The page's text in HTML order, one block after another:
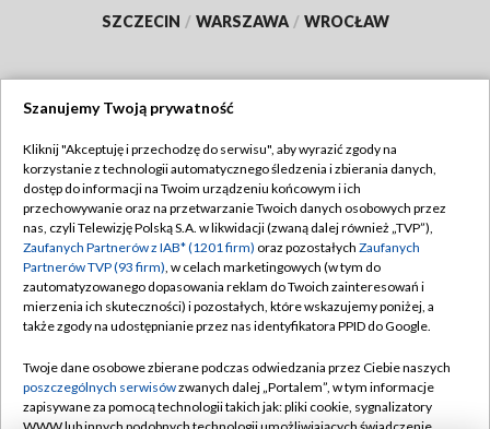
SZCZECIN / WARSZAWA / WROCŁAW
TVP
Abonament TVP
Emisja w TVP
Centrum informacji TVP
Naziemna Telewizja Cyfrowa
Rada Programowa
System NOS
Regulamin TVP
Polityka prywatności
Moje zgody
Pomoc
Kontakt
Szanujemy Twoją prywatność
Kliknij "Akceptuję i przechodzę do serwisu", aby wyrazić zgody na
korzystanie z technologii automatycznego śledzenia i zbierania danych,
dostęp do informacji na Twoim urządzeniu końcowym i ich
przechowywanie oraz na przetwarzanie Twoich danych osobowych przez
nas, czyli Telewizję Polską S.A. w likwidacji (zwaną dalej również „TVP”),
Zaufanych Partnerów z IAB* (1201 firm) oraz pozostałych Zaufanych
Partnerów TVP (93 firm), w celach marketingowych (w tym do
zautomatyzowanego dopasowania reklam do Twoich zainteresowań i
mierzenia ich skuteczności) i pozostałych, które wskazujemy poniżej, a
także zgody na udostępnianie przez nas identyfikatora PPID do Google.
Twoje dane osobowe zbierane podczas odwiedzania przez Ciebie naszych
poszczególnych serwisówzwanych dalej „Portalem”, w tym informacje
zapisywane za pomocą technologii takich jak: pliki cookie, sygnalizatory